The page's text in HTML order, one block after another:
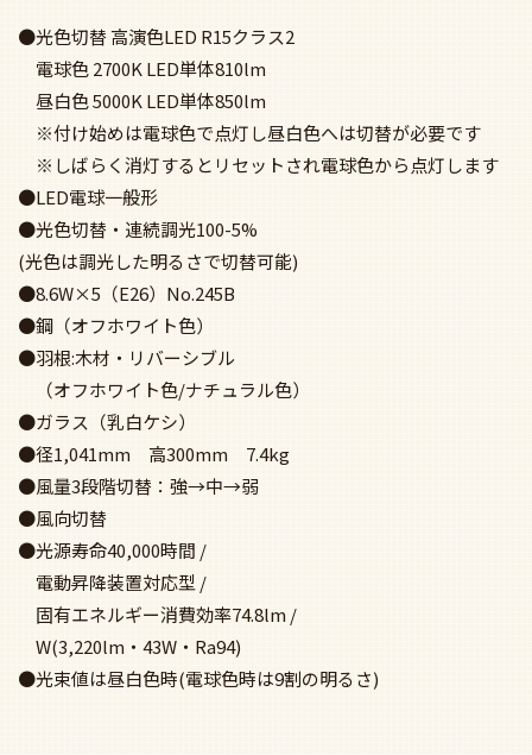
●光色切替 高演色LED R15クラス2
電球色 2700K LED単体810lm
昼白色 5000K LED単体850lm
※付け始めは電球色で点灯し昼白色へは切替が必要です
※しばらく消灯するとリセットされ電球色から点灯します
●LED電球一般形
●光色切替・連続調光100-5%
(光色は調光した明るさで切替可能)
●8.6W×5（E26）No.245B
●鋼（オフホワイト色）
●羽根:木材・リバーシブル
（オフホワイト色/ナチュラル色）
●ガラス（乳白ケシ）
●径1,041mm 高300mm 7.4kg
●風量3段階切替：強→中→弱
●風向切替
●光源寿命40,000時間 /
電動昇降装置対応型 /
固有エネルギー消費効率74.8lm /
W(3,220lm・43W・Ra94)
●光束値は昼白色時(電球色時は9割の明るさ)